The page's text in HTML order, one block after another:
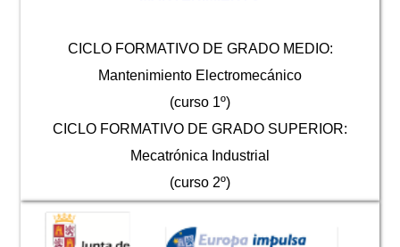
CICLO FORMATIVO DE GRADO MEDIO:
Mantenimiento Electromecánico
(curso 1º)
CICLO FORMATIVO DE GRADO SUPERIOR:
Mecatrónica Industrial
(curso 2º)